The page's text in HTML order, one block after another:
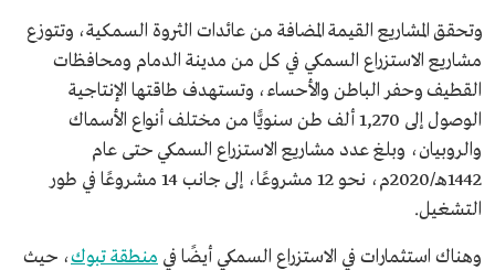
وتحقق المشاريع القيمة المضافة من عائدات الثروة السمكية، وتتوزع
مشاريع الاستزراع السمكي في كل من مدينة الدمام ومحافظات
القطيف وحفر الباطن والأحساء، وتستهدف طاقتها الإنتاجية
الوصول إلى 1,270 ألف طن سنويًّا من مختلف أنواع الأسماك
والروبيان، وبلغ عدد مشاريع الاستزراع السمكي حتى عام
1442هـ/2020م، نحو 12 مشروعًا، إلى جانب 14 مشروعًا في طور
التشغيل.
وهناك استثمارات في الاستزراع السمكي أيضًا في منطقة تبوك، حيث